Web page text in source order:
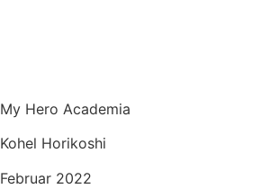
My Hero Academia
Kohel Horikoshi
Februar 2022